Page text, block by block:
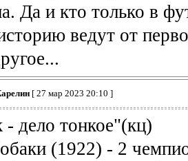
Да и кто только в
ведут от
[ 27 мар 2023 20:10 ]
- дело тонкое"(кц)
(1922) - 2